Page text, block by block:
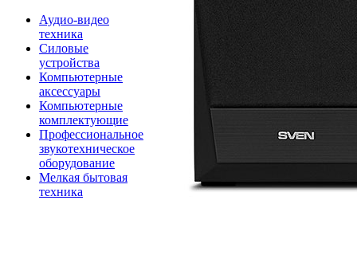
Аудио-видео
техника
Силовые
устройства
Компьютерные
аксессуары
Компьютерные
комплектующие
Профессиональное
звукотехническое
оборудование
Мелкая бытовая
техника